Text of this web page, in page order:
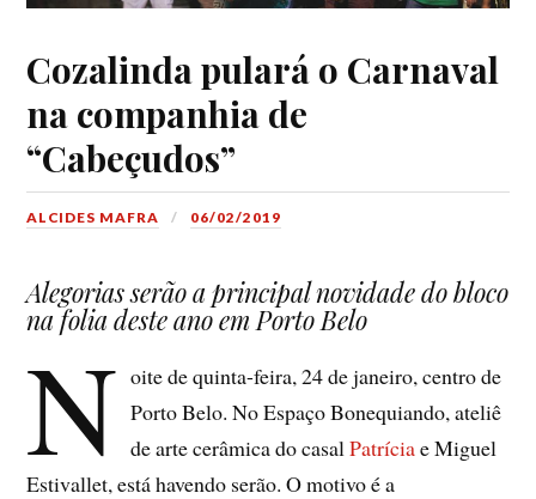
Cozalinda pulará o Carnaval
na companhia de
“Cabeçudos”
ALCIDES MAFRA 06/02/2019
Alegorias serão a principal novidade do bloco
na folia deste ano em Porto Belo
N oite de quinta-feira, 24 de janeiro, centro de
Porto Belo. No Espaço Bonequiando, ateliê
de arte cerâmica do casal Patríciae Miguel
Estivallet, está havendo serão. O motivo é a